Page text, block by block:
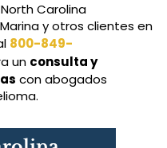
Carolina
y otros clientes en
800-849-
un consulta y
con abogados